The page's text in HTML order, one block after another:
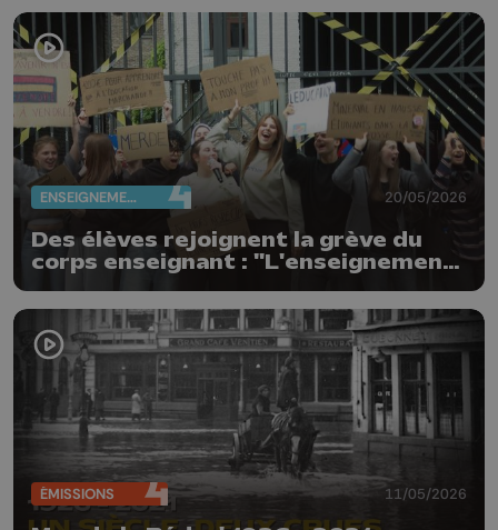
ENSEIGNEMENT 20/05/2026
Des élèves rejoignent la grève du
corps enseignant : "L'enseignement
ÉMISSIONS 11/05/2026